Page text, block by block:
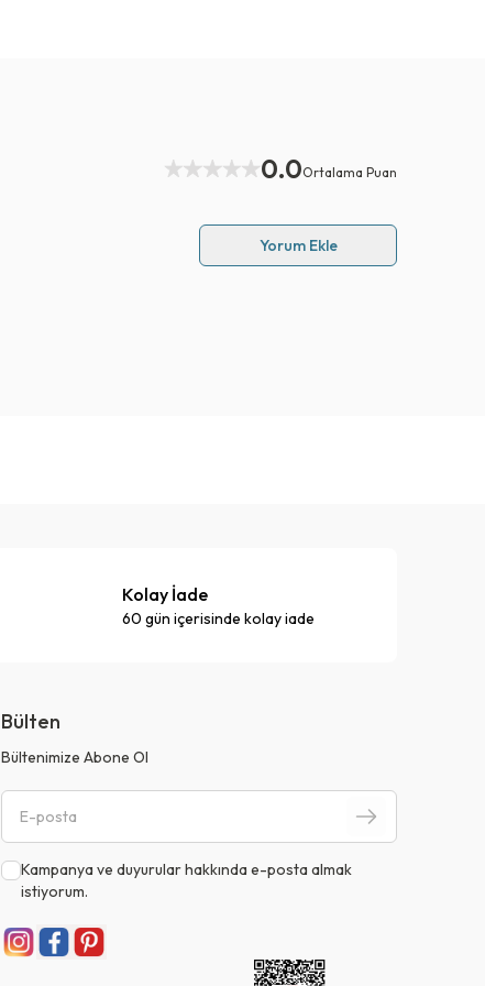
0.0Ortalama Puan
Yorum Ekle
Kolay İade
60 gün içerisinde kolay iade
Bülten
Bültenimize Abone Ol
Kampanya ve duyurular hakkında e-posta almak
istiyorum.